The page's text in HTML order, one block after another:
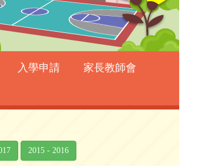
入學申請
家長教師會
2015 - 2016